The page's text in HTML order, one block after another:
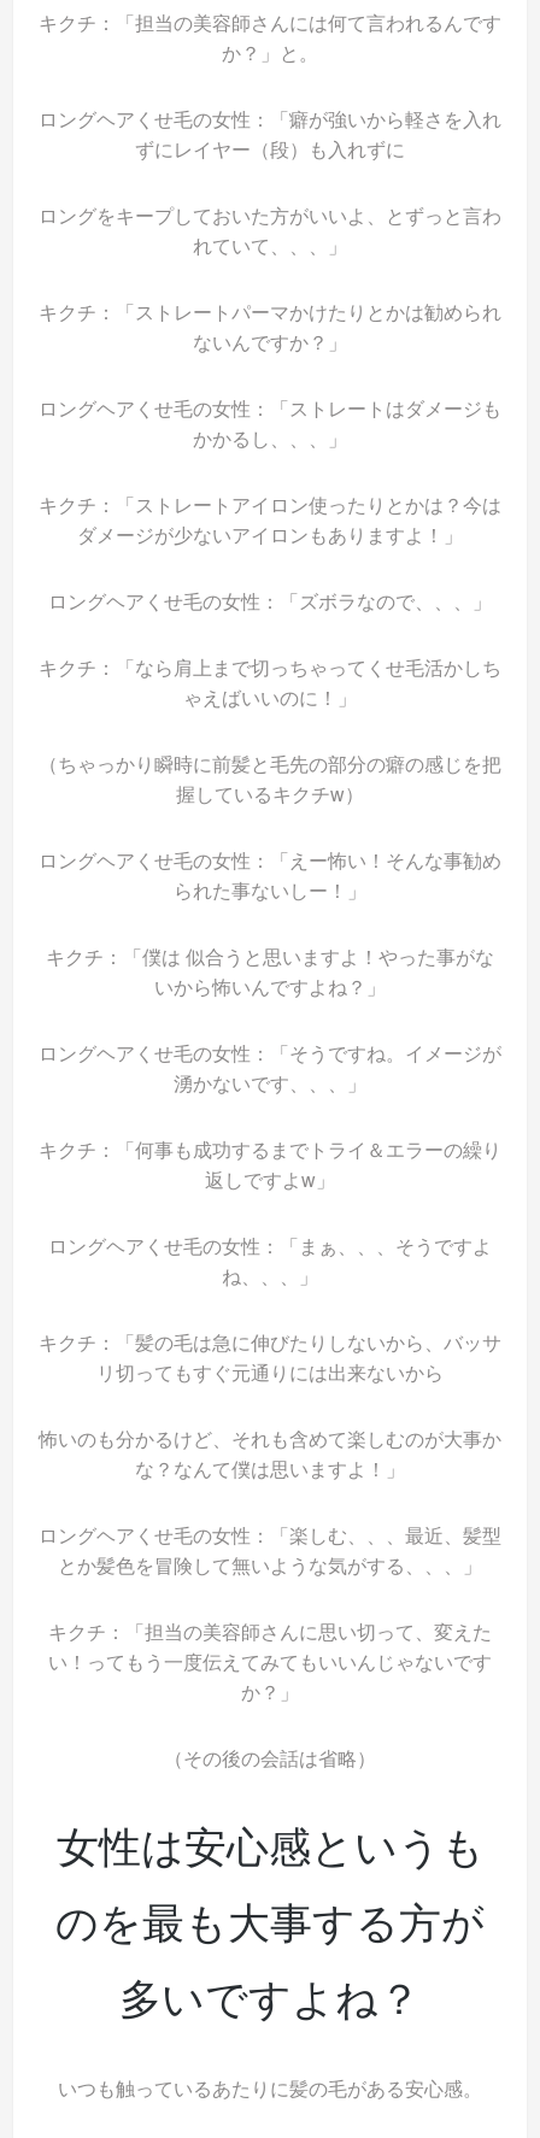
キクチ：「担当の美容師さんには何て言われるんです
か？」と。
ロングヘアくせ毛の女性：「癖が強いから軽さを入れ
ずにレイヤー（段）も入れずに
ロングをキープしておいた方がいいよ、とずっと言わ
れていて、、、」
キクチ：「ストレートパーマかけたりとかは勧められ
ないんですか？」
ロングヘアくせ毛の女性：「ストレートはダメージも
かかるし、、、」
キクチ：「ストレートアイロン使ったりとかは？今は
ダメージが少ないアイロンもありますよ！」
ロングヘアくせ毛の女性：「ズボラなので、、、」
キクチ：「なら肩上まで切っちゃってくせ毛活かしち
ゃえばいいのに！」
（ちゃっかり瞬時に前髪と毛先の部分の癖の感じを把
握しているキクチw）
ロングヘアくせ毛の女性：「えー怖い！そんな事勧め
られた事ないしー！」
キクチ：「僕は 似合うと思いますよ！やった事がな
いから怖いんですよね？」
ロングヘアくせ毛の女性：「そうですね。イメージが
湧かないです、、、」
キクチ：「何事も成功するまでトライ＆エラーの繰り
返しですよw」
ロングヘアくせ毛の女性：「まぁ、、、そうですよ
ね、、、」
キクチ：「髪の毛は急に伸びたりしないから、バッサ
リ切ってもすぐ元通りには出来ないから
怖いのも分かるけど、それも含めて楽しむのが大事か
な？なんて僕は思いますよ！」
ロングヘアくせ毛の女性：「楽しむ、、、最近、髪型
とか髪色を冒険して無いような気がする、、、」
キクチ：「担当の美容師さんに思い切って、変えた
い！ってもう一度伝えてみてもいいんじゃないです
か？」
（その後の会話は省略）
女性は安心感というも
のを最も大事する方が
多いですよね？
いつも触っているあたりに髪の毛がある安心感。